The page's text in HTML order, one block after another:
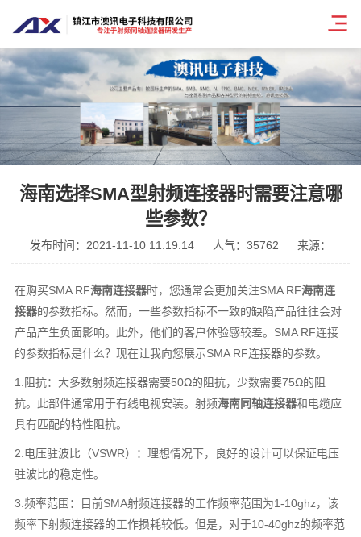
海南选择SMA型射频连接器时需要注意哪
些参数？
发布时间：2021-11-10 11:19:14 人气：35762 来源：
在购买SMA RF海南连接器时，您通常会更加关注SMA RF海南连
接器的参数指标。然而，一些参数指标不一致的缺陷产品往往会对
产品产生负面影响。此外，他们的客户体验感较差。SMA RF连接
的参数指标是什么？现在让我向您展示SMA RF连接器的参数。
1.阻抗：大多数射频连接器需要50Ω的阻抗，少数需要75Ω的阻
抗。此部件通常用于有线电视安装。射频海南同轴连接器和电缆应
具有匹配的特性阻抗。
2.电压驻波比（VSWR）：理想情况下，良好的设计可以保证电压
驻波比的稳定性。
3.频率范围：目前SMA射频连接器的工作频率范围为1-10ghz，该
频率下射频连接器的工作损耗较低。但是，对于10-40ghz的频率范